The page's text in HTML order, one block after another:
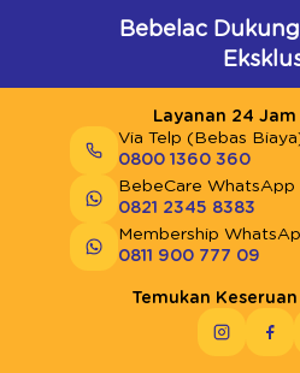
Bebelac
Layanan 24
Via Telp (Bebas
0800 1360 360
BebeCare WhatsApp
0821 2345 8383
Membership
0811 900 777 09
Temukan